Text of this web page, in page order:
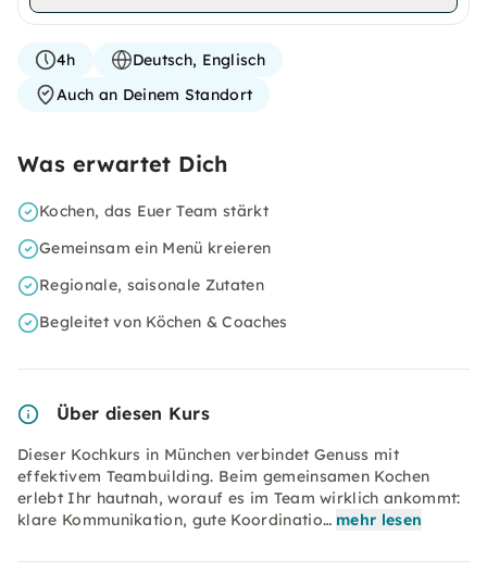
4h
Deutsch, Englisch
Auch an Deinem Standort
Was erwartet Dich
Kochen, das Euer Team stärkt
Gemeinsam ein Menü kreieren
Regionale, saisonale Zutaten
Begleitet von Köchen & Coaches
Über diesen Kurs
Dieser Kochkurs in München verbindet Genuss mit
effektivem Teambuilding. Beim gemeinsamen Kochen
erlebt Ihr hautnah, worauf es im Team wirklich ankommt:
klare Kommunikation, gute Koordinatio… mehr lesen